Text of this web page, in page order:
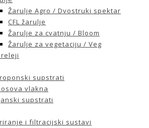
Žarulje Agro / Dvostruki spektar
CFL žarulje
Žarulje za cvatnju / Bloom
Žarulje za vegetaciju / Veg
supstrati
vlakna
supstrati
i filtracijski sustavi